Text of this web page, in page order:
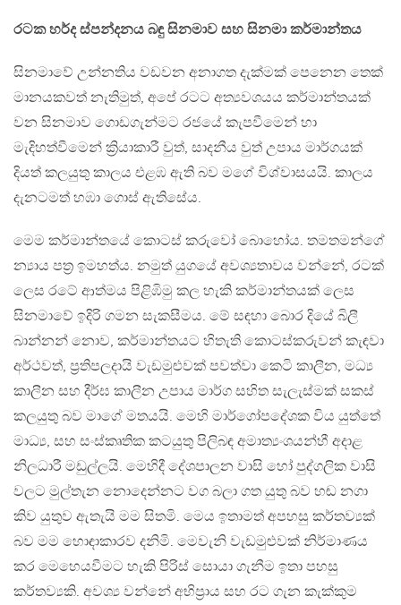
රටක හර්ද ස්පන්දනය බඳු සිනමාව සහ සිනමා කර්මාන්තය
සිනමාවේ උන්නතිය වඩවන අනාගත දැක්මක් පෙනෙන තෙක්
මානයකවත් නැතිමුත්, අපේ රටට අත්‍යවශයය කර්මාන්තයක්
වන සිනමාව ගොඩගැන්මට රජයේ කැපවීමෙන් හා
මැදිහත්වීමෙන් ක්‍රියාකාරී වුත්, සාදනීය වුත් උපාය මාර්ගයක්
දියත් කලයුතු කාලය එළඹ ඇති බව මගේ විශ්වාසයයි. කාලය
දැනටමත් හඹා ගොස් ඇතිසේය.
මෙම කර්මාන්තයේ කොටස් කරුවෝ බොහෝය. තමතමන්ගේ
න්‍යාය පත්‍ර ඉමහත්ය. නමුත් යුගයේ අවශ්‍යතාවය වන්නේ, රටක්
ලෙස රටේ ආත්මය පිළිඹිමු කල හැකි කර්මාන්තයක් ලෙස
සිනමාවේ ඉදිරි ගමන සැකසීමය. මේ සඳහා බොර දියේ බිලී
බාන්නන් නොව, කර්මාන්තයට හිතැති කොටස්කරුවන් කැඳවා
අර්ථවත්, ප්‍රතිපලදායි වැඩමුළුවක් පවත්වා කෙටි කාලීන, මධ්‍ය
කාලීන සහ දීර්ඝ කාලීන උපාය මාර්ග සහිත සැලැස්මක් සකස්
කලයුතු බව මාගේ මතයයි. මෙහි මාර්ගෝපදේශක විය යුත්තේ
මාධ්‍ය, සහ සංස්කෘතික කටයුතු පිලිබඳ අමාත්‍යංශයන්හී අදාළ
නිලධාරී මඩුල්ලයි. මෙහිදී දේශපාලන වාසි හෝ පුද්ගලික වාසි
වලට මුල්තැන නොදෙන්නට වග බලා ගත යුතු බව හඬ නගා
කිව යුතුව ඇතැයි මම සිතමි. මෙය ඉතාමත් අපහසු කර්තව්‍යක්
බව මම හොඳාකාරව දනිමි. මෙවැනි වැඩමුළුවක් නිර්මාණය
කර මෙහෙයවීමට හැකි පිරිස් සොයා ගැනීම ඉතා පහසු
කර්තව්‍යකි. අවශ්‍ය වන්නේ අභිප්‍රාය සහ රට ගැන කැක්කුම